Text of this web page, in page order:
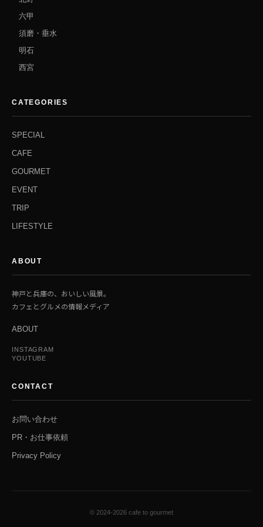
六甲
須磨・垂水
明石
西宮
CATEGORIES
SPECIAL
CAFE
GOURMET
EVENT
TRIP
LIFESTYLE
ABOUT
神戸と兵庫の、おいしい風景。
カフェとグルメの情報メディア
ABOUT
INSTAGRAM
YOUTUBE
CONTACT
お問い合わせ
PR・お仕事依頼
Privacy Policy
© 2024-2026 cafe to gourmet